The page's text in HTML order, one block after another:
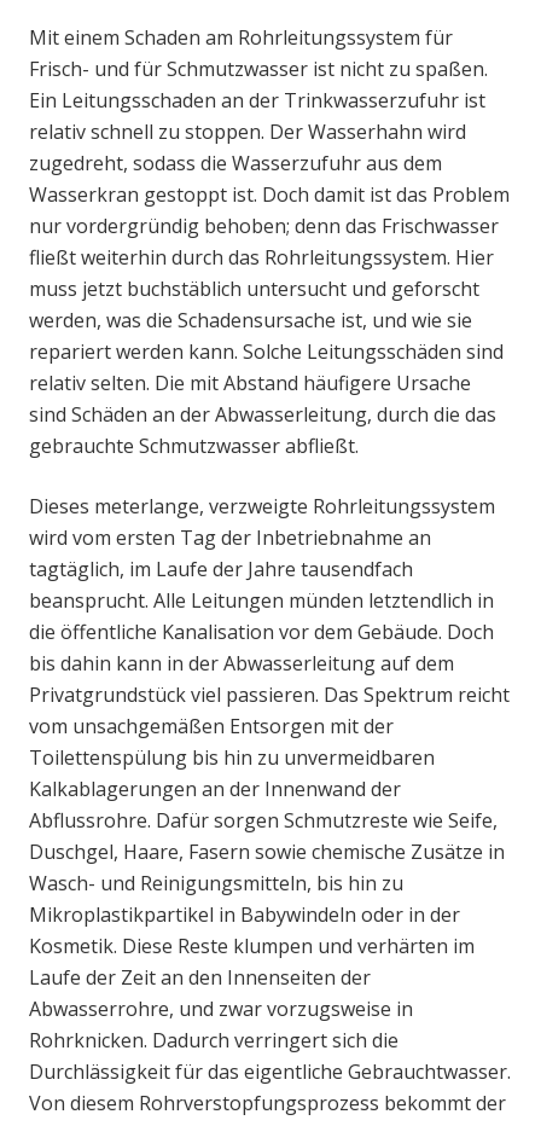
Mit einem Schaden am Rohrleitungssystem für
Frisch- und für Schmutzwasser ist nicht zu spaßen.
Ein Leitungsschaden an der Trinkwasserzufuhr ist
relativ schnell zu stoppen. Der Wasserhahn wird
zugedreht, sodass die Wasserzufuhr aus dem
Wasserkran gestoppt ist. Doch damit ist das Problem
nur vordergründig behoben; denn das Frischwasser
fließt weiterhin durch das Rohrleitungssystem. Hier
muss jetzt buchstäblich untersucht und geforscht
werden, was die Schadensursache ist, und wie sie
repariert werden kann. Solche Leitungsschäden sind
relativ selten. Die mit Abstand häufigere Ursache
sind Schäden an der Abwasserleitung, durch die das
gebrauchte Schmutzwasser abfließt.
Dieses meterlange, verzweigte Rohrleitungssystem
wird vom ersten Tag der Inbetriebnahme an
tagtäglich, im Laufe der Jahre tausendfach
beansprucht. Alle Leitungen münden letztendlich in
die öffentliche Kanalisation vor dem Gebäude. Doch
bis dahin kann in der Abwasserleitung auf dem
Privatgrundstück viel passieren. Das Spektrum reicht
vom unsachgemäßen Entsorgen mit der
Toilettenspülung bis hin zu unvermeidbaren
Kalkablagerungen an der Innenwand der
Abflussrohre. Dafür sorgen Schmutzreste wie Seife,
Duschgel, Haare, Fasern sowie chemische Zusätze in
Wasch- und Reinigungsmitteln, bis hin zu
Mikroplastikpartikel in Babywindeln oder in der
Kosmetik. Diese Reste klumpen und verhärten im
Laufe der Zeit an den Innenseiten der
Abwasserrohre, und zwar vorzugsweise in
Rohrknicken. Dadurch verringert sich die
Durchlässigkeit für das eigentliche Gebrauchtwasser.
Von diesem Rohrverstopfungsprozess bekommt der